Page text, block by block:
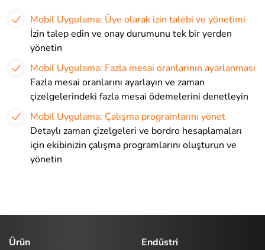
Mobil Uygulama: Üye olarak izin talebi ve yönetimi
İzin talep edin ve onay durumunu tek bir yerden
yönetin
Mobil Uygulama: Fazla mesai oranlarının ayarlanması
Fazla mesai oranlarını ayarlayın ve zaman
çizelgelerindeki fazla mesai ödemelerini denetleyin
Mobil Uygulama: Çalışma programlarını yönet
Detaylı zaman çizelgeleri ve bordro hesaplamaları
için ekibinizin çalışma programlarını oluşturun ve
yönetin
Ürün Endüstri